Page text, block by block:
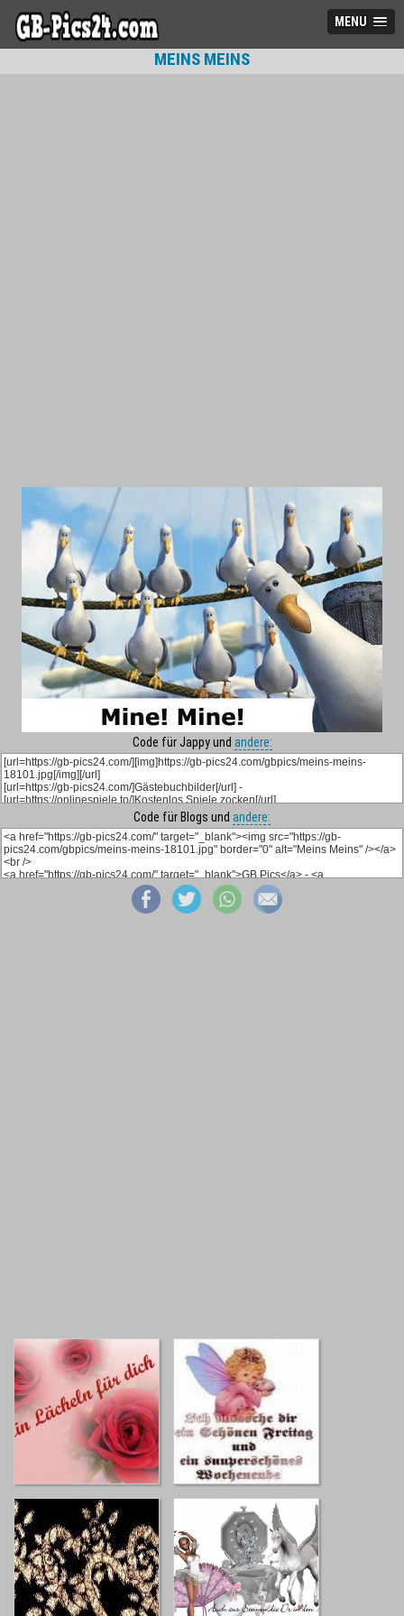
MENU
MEINS MEINS
Code für Jappy und andere:
Code für Blogs und andere: